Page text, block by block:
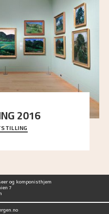
2016
Nikolai Astrups
1900 og frem til i dag.
og komponisthjem
7